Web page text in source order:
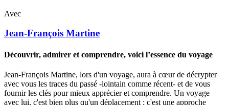
Avec
Jean-François Martine
Découvrir, admirer et comprendre, voici l’essence du voyage
Jean-François Martine, lors d'un voyage, aura à cœur de décrypter
avec vous les traces du passé -lointain comme récent- et de vous
fournir les clés pour mieux apprécier et comprendre. Un voyage
avec lui, c'est bien plus qu'un déplacement ; c'est une approche